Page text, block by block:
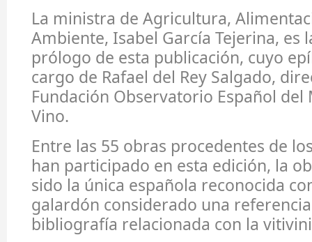
La ministra de Agricultura,
Ambiente, Isabel García Tejerina, es
prólogo de esta publicación, cuyo
cargo de Rafael del Rey Salgado,
Fundación Observatorio Español del
Vino.
Entre las 55 obras procedentes de
han participado en esta edición, la
sido la única española reconocida
galardón considerado una
bibliografía relacionada con la